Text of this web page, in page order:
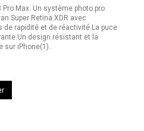
Max. Un système photo pro
Super Retina XDR avec
de rapidité et de réactivité.La puce
design résistant et la
sur iPhone(1).